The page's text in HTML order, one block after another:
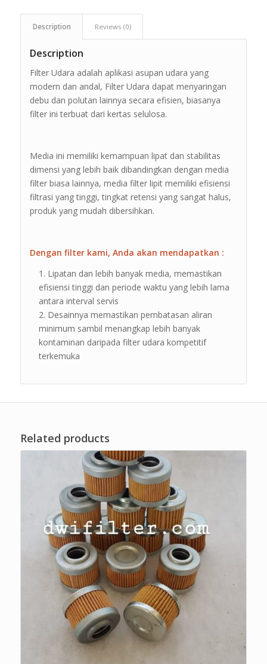
Description Reviews (0)
Description
Filter Udara adalah aplikasi asupan udara yang
modern dan andal, Filter Udara dapat menyaringan
debu dan polutan lainnya secara efisien, biasanya
filter ini terbuat dari kertas selulosa.
Media ini memiliki kemampuan lipat dan stabilitas
dimensi yang lebih baik dibandingkan dengan media
filter biasa lainnya, media filter lipit memiliki efisiensi
filtrasi yang tinggi, tingkat retensi yang sangat halus,
produk yang mudah dibersihkan.
Dengan filter kami, Anda akan mendapatkan :
Lipatan dan lebih banyak media, memastikan
efisiensi tinggi dan periode waktu yang lebih lama
antara interval servis
Desainnya memastikan pembatasan aliran
minimum sambil menangkap lebih banyak
kontaminan daripada filter udara kompetitif
terkemuka
Related products